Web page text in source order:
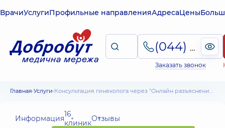
ВрачиУслугиПрофильные направленияАдресаЦены
(044) 495-2-888
Заказать звонок
Главная Услуги Консультация гинеколога через "Онлайн разъяснение врача"
Информация16
клиникОтзывы